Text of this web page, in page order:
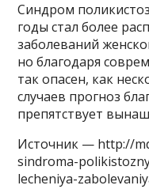
Синдром
годы стал более
заболеваний
но благодаря
так опасен, как
случаев прогноз
препятствует
Источник — http://
sindroma-
lecheniya-